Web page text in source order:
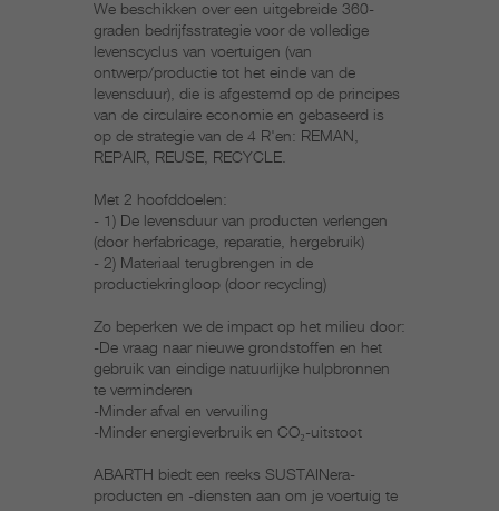
We beschikken over een uitgebreide 360-
graden bedrijfsstrategie voor de volledige
levenscyclus van voertuigen (van
ontwerp/productie tot het einde van de
levensduur), die is afgestemd op de principes
van de circulaire economie en gebaseerd is
op de strategie van de 4 R'en: REMAN,
REPAIR, REUSE, RECYCLE.
Met 2 hoofddoelen:
- 1) De levensduur van producten verlengen
(door herfabricage, reparatie, hergebruik)
- 2) Materiaal terugbrengen in de
productiekringloop (door recycling)
Zo beperken we de impact op het milieu door:
-De vraag naar nieuwe grondstoffen en het
gebruik van eindige natuurlijke hulpbronnen
te verminderen
-Minder afval en vervuiling
-Minder energieverbruik en CO₂-uitstoot
ABARTH biedt een reeks SUSTAINera-
producten en -diensten aan om je voertuig te